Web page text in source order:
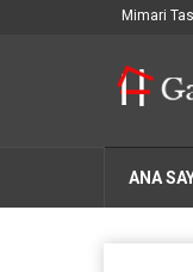
Mimari
ANA